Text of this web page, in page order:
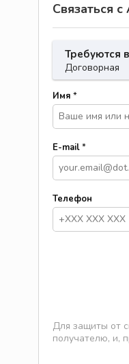
Связаться
Требуются
Договорная
Имя *
E-mail*
Телефон
Для защиты от
получателю, и,